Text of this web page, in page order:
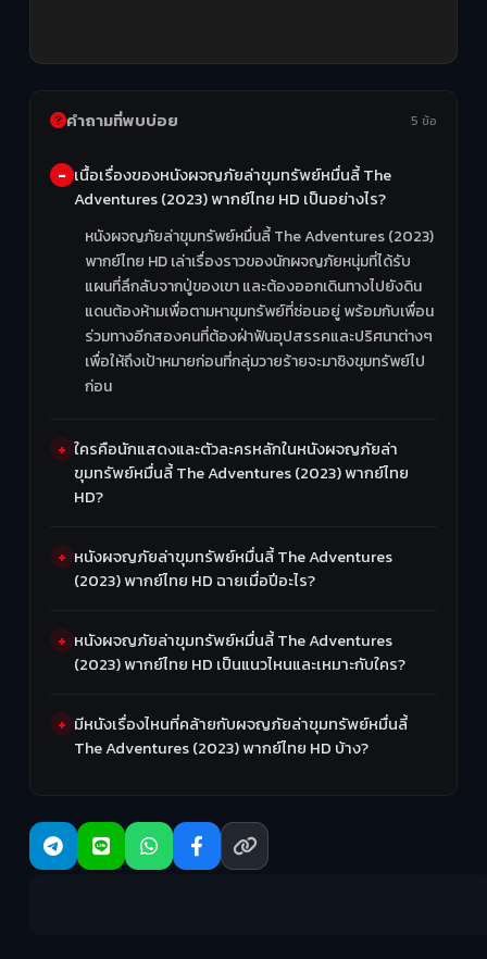
คำถามที่พบบ่อย 5 ข้อ
เนื้อเรื่องของหนังผจญภัยล่าขุมทรัพย์หมื่นลี้ The
Adventures (2023) พากย์ไทย HD เป็นอย่างไร?
หนังผจญภัยล่าขุมทรัพย์หมื่นลี้ The Adventures (2023)
พากย์ไทย HD เล่าเรื่องราวของนักผจญภัยหนุ่มที่ได้รับ
แผนที่ลึกลับจากปู่ของเขา และต้องออกเดินทางไปยังดิน
แดนต้องห้ามเพื่อตามหาขุมทรัพย์ที่ซ่อนอยู่ พร้อมกับเพื่อน
ร่วมทางอีกสองคนที่ต้องฝ่าฟันอุปสรรคและปริศนาต่างๆ
เพื่อให้ถึงเป้าหมายก่อนที่กลุ่มวายร้ายจะมาชิงขุมทรัพย์ไป
ก่อน
ใครคือนักแสดงและตัวละครหลักในหนังผจญภัยล่า
ขุมทรัพย์หมื่นลี้ The Adventures (2023) พากย์ไทย
HD?
หนังผจญภัยล่าขุมทรัพย์หมื่นลี้ The Adventures
(2023) พากย์ไทย HD ฉายเมื่อปีอะไร?
หนังผจญภัยล่าขุมทรัพย์หมื่นลี้ The Adventures
(2023) พากย์ไทย HD เป็นแนวไหนและเหมาะกับใคร?
มีหนังเรื่องไหนที่คล้ายกับผจญภัยล่าขุมทรัพย์หมื่นลี้
The Adventures (2023) พากย์ไทย HD บ้าง?